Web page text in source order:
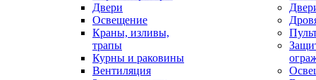
Двери
Освещение
Краны, изливы,
трапы
Курны и раковины
Вентиляция